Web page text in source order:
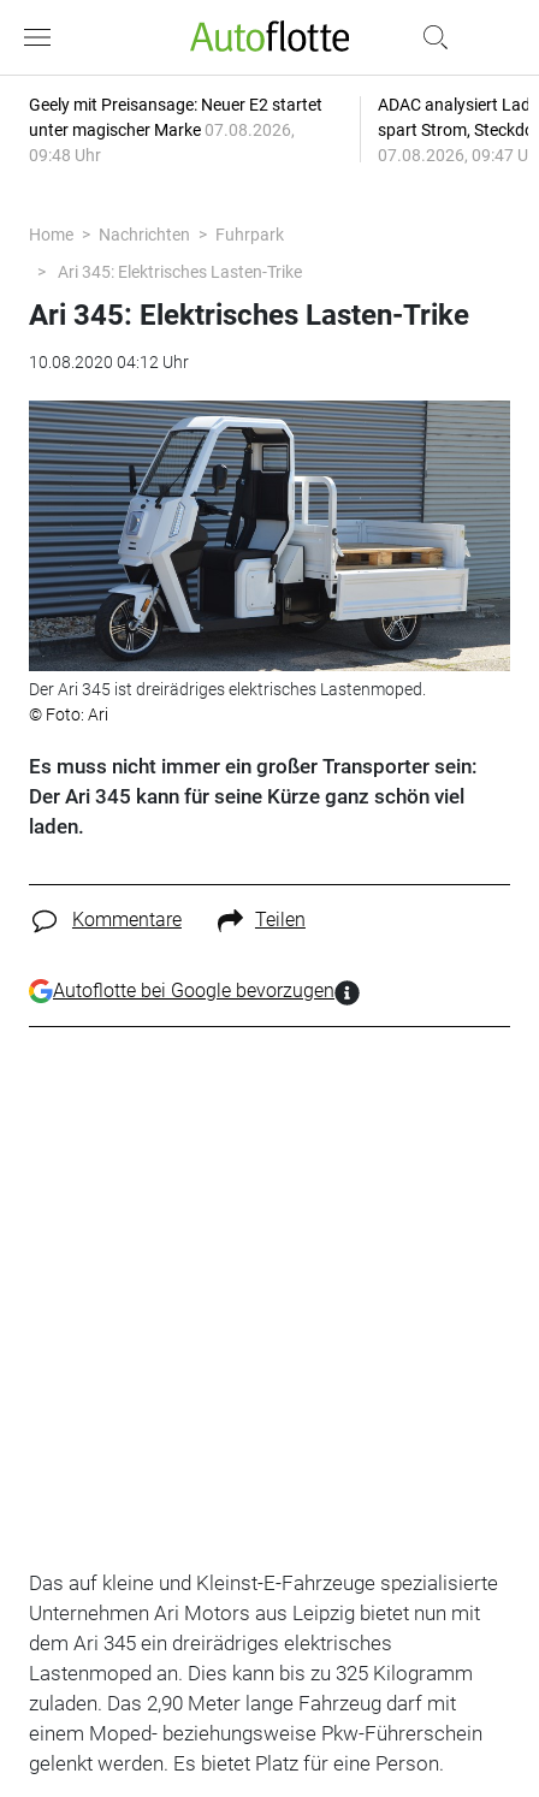
Geely mit Preisansage: Neuer E2 startet
unter magischer Marke 07.08.2026,
09:48 Uhr
ADAC analysiert
spart Strom,
07.08.2026, 09:47
Home Nachrichten
Fuhrpark
Ari 345: Elektrisches Lasten-Trike
Ari 345: Elektrisches Lasten-Trike
10.08.2020 04:12 Uhr
Der Ari 345 ist dreirädriges elektrisches Lastenmoped.
© Foto: Ari
Es muss nicht immer ein großer Transporter sein:
Der Ari 345 kann für seine Kürze ganz schön viel
laden.
Kommentare Teilen
Autoflotte bei Google bevorzugen
Das auf kleine und Kleinst-E-Fahrzeuge spezialisierte
Unternehmen Ari Motors aus Leipzig bietet nun mit
dem Ari 345 ein dreirädriges elektrisches
Lastenmoped an. Dies kann bis zu 325 Kilogramm
zuladen. Das 2,90 Meter lange Fahrzeug darf mit
einem Moped- beziehungsweise Pkw-Führerschein
gelenkt werden. Es bietet Platz für eine Person.